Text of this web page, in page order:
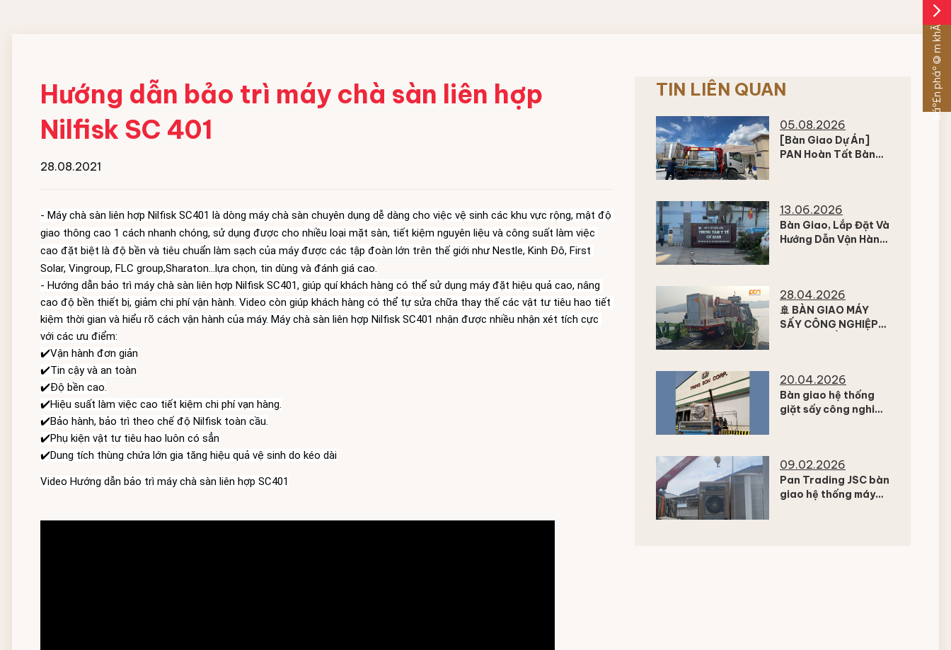
Máy gấp xếp đồ vải công nghiệp
IPSO
Chất giặt chính
Hóa chất hồ vải Công nghiệp
Hướng dẫn bảo trì máy chà sàn liên hợp
Nilfisk SC 401
28.08.2021
- Máy chà sàn liên hợp Nilfisk SC401 là dòng máy chà sàn chuyên dụng dễ dàng cho việc vệ sinh các khu vực rộng, mật độ
giao thông cao 1 cách nhanh chóng, sử dụng được cho nhiều loại mặt sàn, tiết kiệm nguyên liệu và công suất làm việc
cao đặt biệt là độ bền và tiêu chuẩn làm sạch của máy được các tập đoàn lớn trên thế giới như Nestle, Kinh Đô, First
Solar, Vingroup, FLC group,Sharaton...lựa chọn, tin dùng và đánh giá cao.
- Hướng dẫn bảo trì máy chà sàn liên hợp Nilfisk SC401, giúp quí khách hàng có thể sử dụng máy đặt hiệu quả cao, nâng
cao độ bền thiết bị, giảm chi phí vận hành. Video còn giúp khách hàng có thể tự sửa chữa thay thế các vật tư tiêu hao tiết
kiệm thời gian và hiểu rõ cách vận hành của máy. Máy chà sàn liên hợp Nilfisk SC401 nhận được nhiều nhận xét tích cực
với các ưu điểm:
✔️Vận hành đơn giản
✔️Tin cậy và an toàn
✔️Độ bền cao.
✔️Hiệu suất làm việc cao tiết kiệm chi phí vạn hàng.
✔️Bảo hành, bảo trì theo chế độ Nilfisk toàn cầu.
✔️Dung tích thùng chứa lớn gia tăng hiệu quả vệ sinh do kéo dài
Video Hướng dẫn bảo trì máy chà sàn liên hợp SC401
TIN LIÊN QUAN
05.08.2026
[Bàn Giao Dự Án]
PAN Hoàn Tất Bàn
Đoàn Thực Phẩm
Vĩnh Tân
13.06.2026
Bàn Giao, Lắp Đặt Và
Hướng Dẫn Vận Hành
Kuin
28.04.2026
🚢 BÀN GIAO MÁY
SẤY CÔNG NGHIỆP
20.04.2026
Bàn giao hệ thống
giặt sấy công nghiệp
09.02.2026
Pan Trading JSC bàn
giao hệ thống máy
arrow_forward_ios
Sáº£n pháº©m khÃ¡c